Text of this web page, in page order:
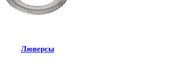
Люверсы